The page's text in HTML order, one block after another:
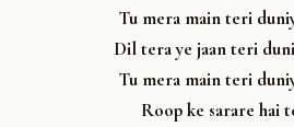
Tu mera main teri
Dil tera ye jaan teri
Tu mera main teri
Roop ke sarare hai